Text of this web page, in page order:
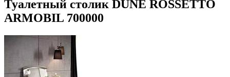
Туалетный столик DUNE ROSSETTO
ARMOBIL 700000